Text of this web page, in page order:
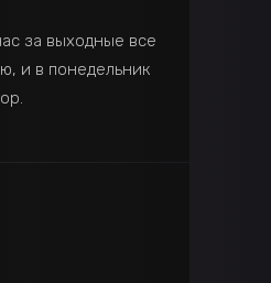
за выходные все
и в понедельник